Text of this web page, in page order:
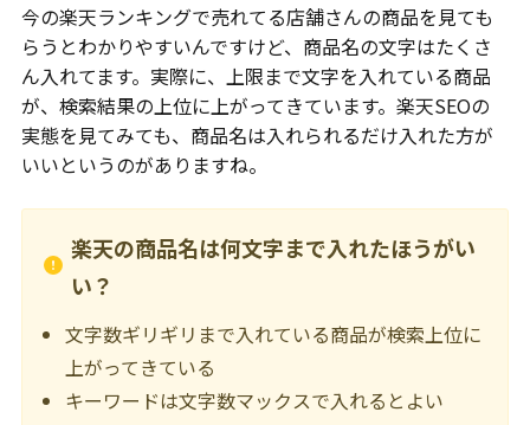
今の楽天ランキングで売れてる店舗さんの商品を見ても
らうとわかりやすいんですけど、商品名の文字はたくさ
ん入れてます。実際に、上限まで文字を入れている商品
が、検索結果の上位に上がってきています。楽天SEOの
実態を見てみても、商品名は入れられるだけ入れた方が
いいというのがありますね。
楽天の商品名は何文字まで入れたほうがい
い？
文字数ギリギリまで入れている商品が検索上位に
上がってきている
キーワードは文字数マックスで入れるとよい